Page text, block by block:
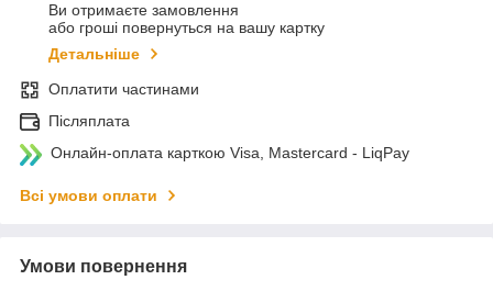
Ви отримаєте замовлення
або гроші повернуться на вашу картку
Детальніше
Оплатити частинами
Післяплата
Онлайн-оплата карткою Visa, Mastercard - LiqPay
Всі умови оплати
Умови повернення